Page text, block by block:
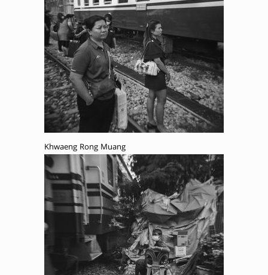
Khwaeng Rong Muang